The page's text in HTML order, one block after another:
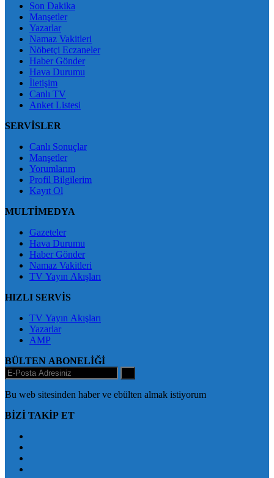
Son Dakika
Manşetler
Yazarlar
Namaz Vakitleri
Nöbetçi Eczaneler
Haber Gönder
Hava Durumu
İletişim
Canlı TV
Anket Listesi
SERVİSLER
Canlı Sonuçlar
Manşetler
Yorumlarım
Profil Bilgilerim
Kayıt Ol
MULTİMEDYA
Gazeteler
Hava Durumu
Haber Gönder
Namaz Vakitleri
TV Yayın Akışları
HIZLI SERVİS
TV Yayın Akışları
Yazarlar
AMP
BÜLTEN ABONELİĞİ
Bu web sitesinden haber ve ebülten almak istiyorum
BİZİ TAKİP ET